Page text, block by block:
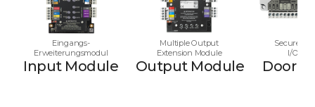
Eingangs-
Erweiterungsmodul
Input Module
Multiple Output
Extension Module
Output Module
Secure
I/O
Door